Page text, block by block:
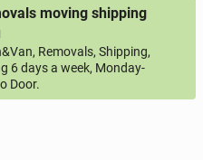
moving shipping
Removals, Shipping,
6 days a week, Monday-
Door.